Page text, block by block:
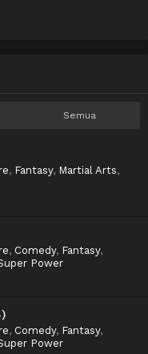
Semua
, Fantasy, Martial Arts,
, Comedy, Fantasy,
Power
, Comedy, Fantasy,
Power